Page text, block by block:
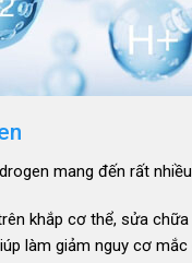
mang đến rất
khắp cơ thể, sửa
làm giảm nguy cơ